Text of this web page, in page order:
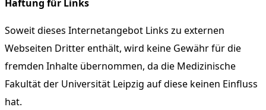
Haftung für Links
Soweit dieses Internetangebot Links zu externen
Webseiten Dritter enthält, wird keine Gewähr für die
fremden Inhalte übernommen, da die Medizinische
Fakultät der Universität Leipzig auf diese keinen Einfluss
hat.